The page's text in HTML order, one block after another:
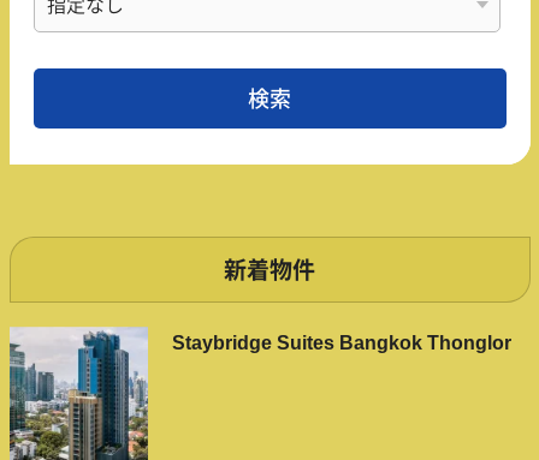
新着物件
Staybridge Suites Bangkok Thonglor